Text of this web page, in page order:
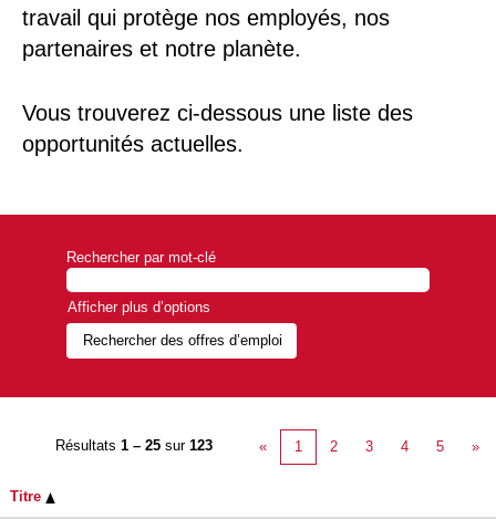
travail qui protège nos employés, nos
partenaires et notre planète.
Vous trouverez ci-dessous une liste des
opportunités actuelles.
Rechercher par mot-clé
Afficher plus d’options
Résultats 1 – 25 sur 123 « 1 2 3 4 5 »
Titre